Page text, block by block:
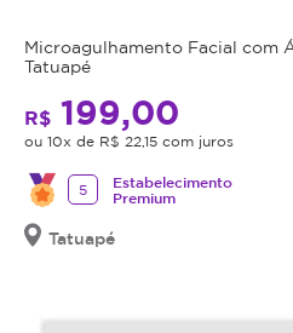
Microagulhamento Facial com
Tatuapé
R$ 199,00
ou 10x de R$ 22,15 com juros
5
Estabelecimento
Premium
Tatuapé